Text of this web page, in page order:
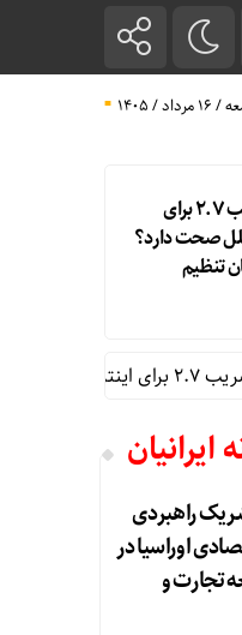
/ ۱۴۰۵
اعمال ضریب ۲.۷ برای
صحت دارد؟
تنظیم
ایرانیان
راهبردی
اوراسیا در
تجارت و